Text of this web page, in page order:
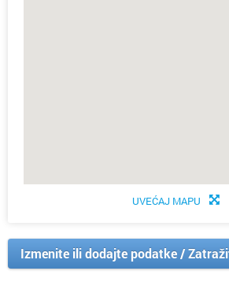
UVEĆAJ MAPU
Izmenite ili dodajte podatke /